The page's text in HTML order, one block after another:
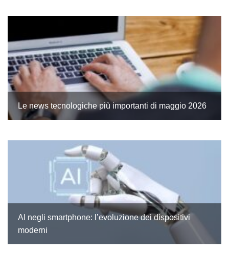
Le news tecnologiche più importanti di maggio 2026
AI negli smartphone: l’evoluzione dei dispositivi
moderni